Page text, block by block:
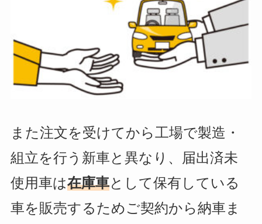
また注文を受けてから工場で製造・
組立を行う新車と異なり、届出済未
使用車は在庫車として保有している
車を販売するためご契約から納車ま